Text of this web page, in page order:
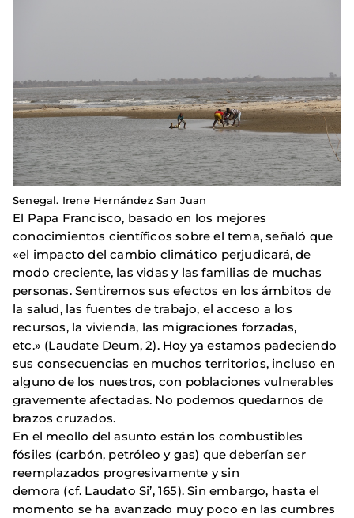
Senegal. Irene Hernández San Juan
El Papa Francisco, basado en los mejores
conocimientos científicos sobre el tema, señaló que
«el impacto del cambio climático perjudicará, de
modo creciente, las vidas y las familias de muchas
personas. Sentiremos sus efectos en los ámbitos de
la salud, las fuentes de trabajo, el acceso a los
recursos, la vivienda, las migraciones forzadas,
etc.» (Laudate Deum, 2). Hoy ya estamos padeciendo
sus consecuencias en muchos territorios, incluso en
alguno de los nuestros, con poblaciones vulnerables
gravemente afectadas. No podemos quedarnos de
brazos cruzados.
En el meollo del asunto están los combustibles
fósiles (carbón, petróleo y gas) que deberían ser
reemplazados progresivamente y sin
demora (cf. Laudato Si’, 165). Sin embargo, hasta el
momento se ha avanzado muy poco en las cumbres